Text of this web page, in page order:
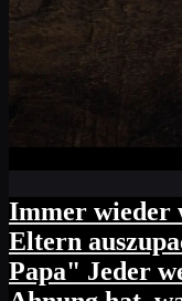
Immer wieder
Eltern
Papa" Jeder